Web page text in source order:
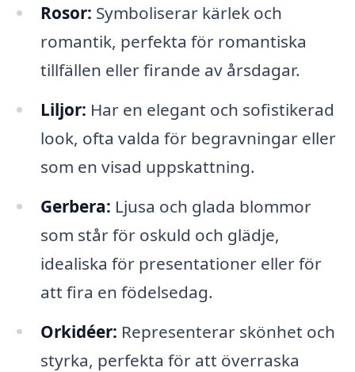
Rosor: Symboliserar kärlek och
romantik, perfekta för romantiska
tillfällen eller firande av årsdagar.
Liljor: Har en elegant och sofistikerad
look, ofta valda för begravningar eller
som en visad uppskattning.
Gerbera: Ljusa och glada blommor
som står för oskuld och glädje,
idealiska för presentationer eller för
att fira en födelsedag.
Orkidéer: Representerar skönhet och
styrka, perfekta för att överraska